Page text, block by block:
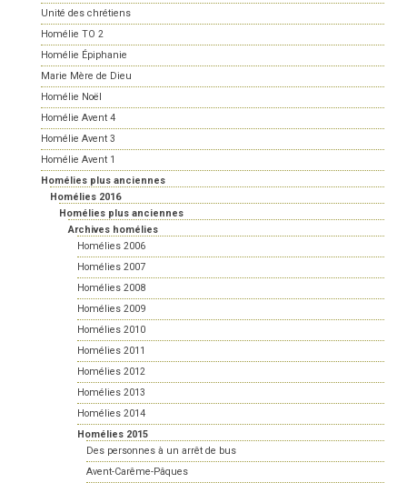
Unité des chrétiens
Homélie TO 2
Homélie Épiphanie
Marie Mère de Dieu
Homélie Noël
Homélie Avent 4
Homélie Avent 3
Homélie Avent 1
Homélies plus anciennes
Homélies 2016
Homélies plus anciennes
Archives homélies
Homélies 2006
Homélies 2007
Homélies 2008
Homélies 2009
Homélies 2010
Homélies 2011
Homélies 2012
Homélies 2013
Homélies 2014
Homélies 2015
Des personnes à un arrêt de bus
Avent-Carême-Pâques